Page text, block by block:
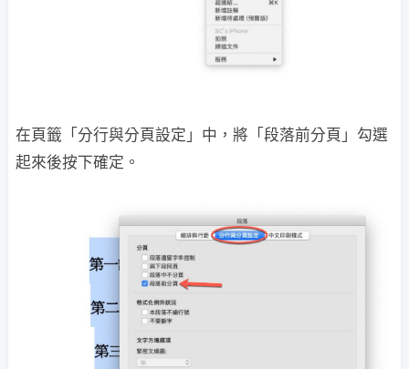
在頁籤「分行與分頁設定」中，將「段落前分頁」勾選
起來後按下確定。